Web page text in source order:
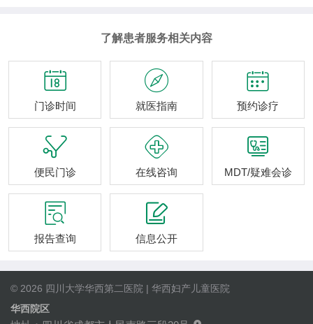
了解患者服务相关内容

门诊时间

就医指南

预约诊疗

便民门诊

在线咨询

MDT/疑难会诊

报告查询

信息公开
© 2026 四川大学华西第二医院 | 华西妇产儿童医院
华西院区